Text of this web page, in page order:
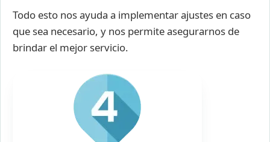
Todo esto nos ayuda a implementar ajustes en caso
que sea necesario, y nos permite asegurarnos de
brindar el mejor servicio.